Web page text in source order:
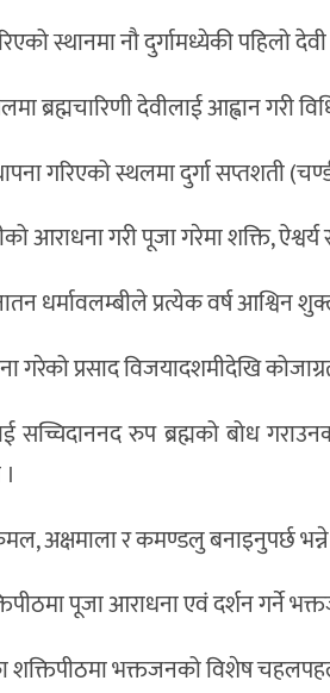
स्थानमा नौ दुर्गामध्येकी पहिलो
ब्रह्मचारिणी देवीलाई आह्वान गरी
गरिएको स्थलमा दुर्गा सप्तशती
आराधना गरी पूजा गरेमा शक्ति, ऐश्वर्य
धर्मावलम्बीले प्रत्येक वर्ष आश्विन
गरेको प्रसाद विजयादशमीदेखि
सच्चिदाननद रुप ब्रह्मको बोध
अक्षमाला र कमण्डलु बनाइनुपर्छ
पूजा आराधना एवं दर्शन गर्ने
शक्तिपीठमा भक्तजनको विशेष